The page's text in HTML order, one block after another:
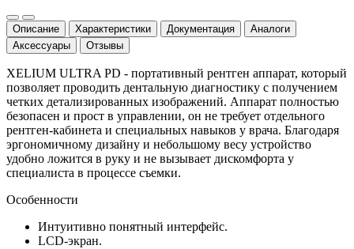
Описание Характеристики Документация
Аналоги
Аксессуары
Отзывы
XELIUM ULTRA PD - портативный рентген аппарат, который
позволяет проводить дентальную диагностику с получением
четких детализированных изображений. Аппарат полностью
безопасен и прост в управлении, он не требует отдельного
рентген-кабинета и специальных навыков у врача. Благодаря
эргономичному дизайну и небольшому весу устройство
удобно ложится в руку и не вызывает дискомфорта у
специалиста в процессе съемки.
Особенности
Интуитивно понятный интерфейс.
LCD-экран.